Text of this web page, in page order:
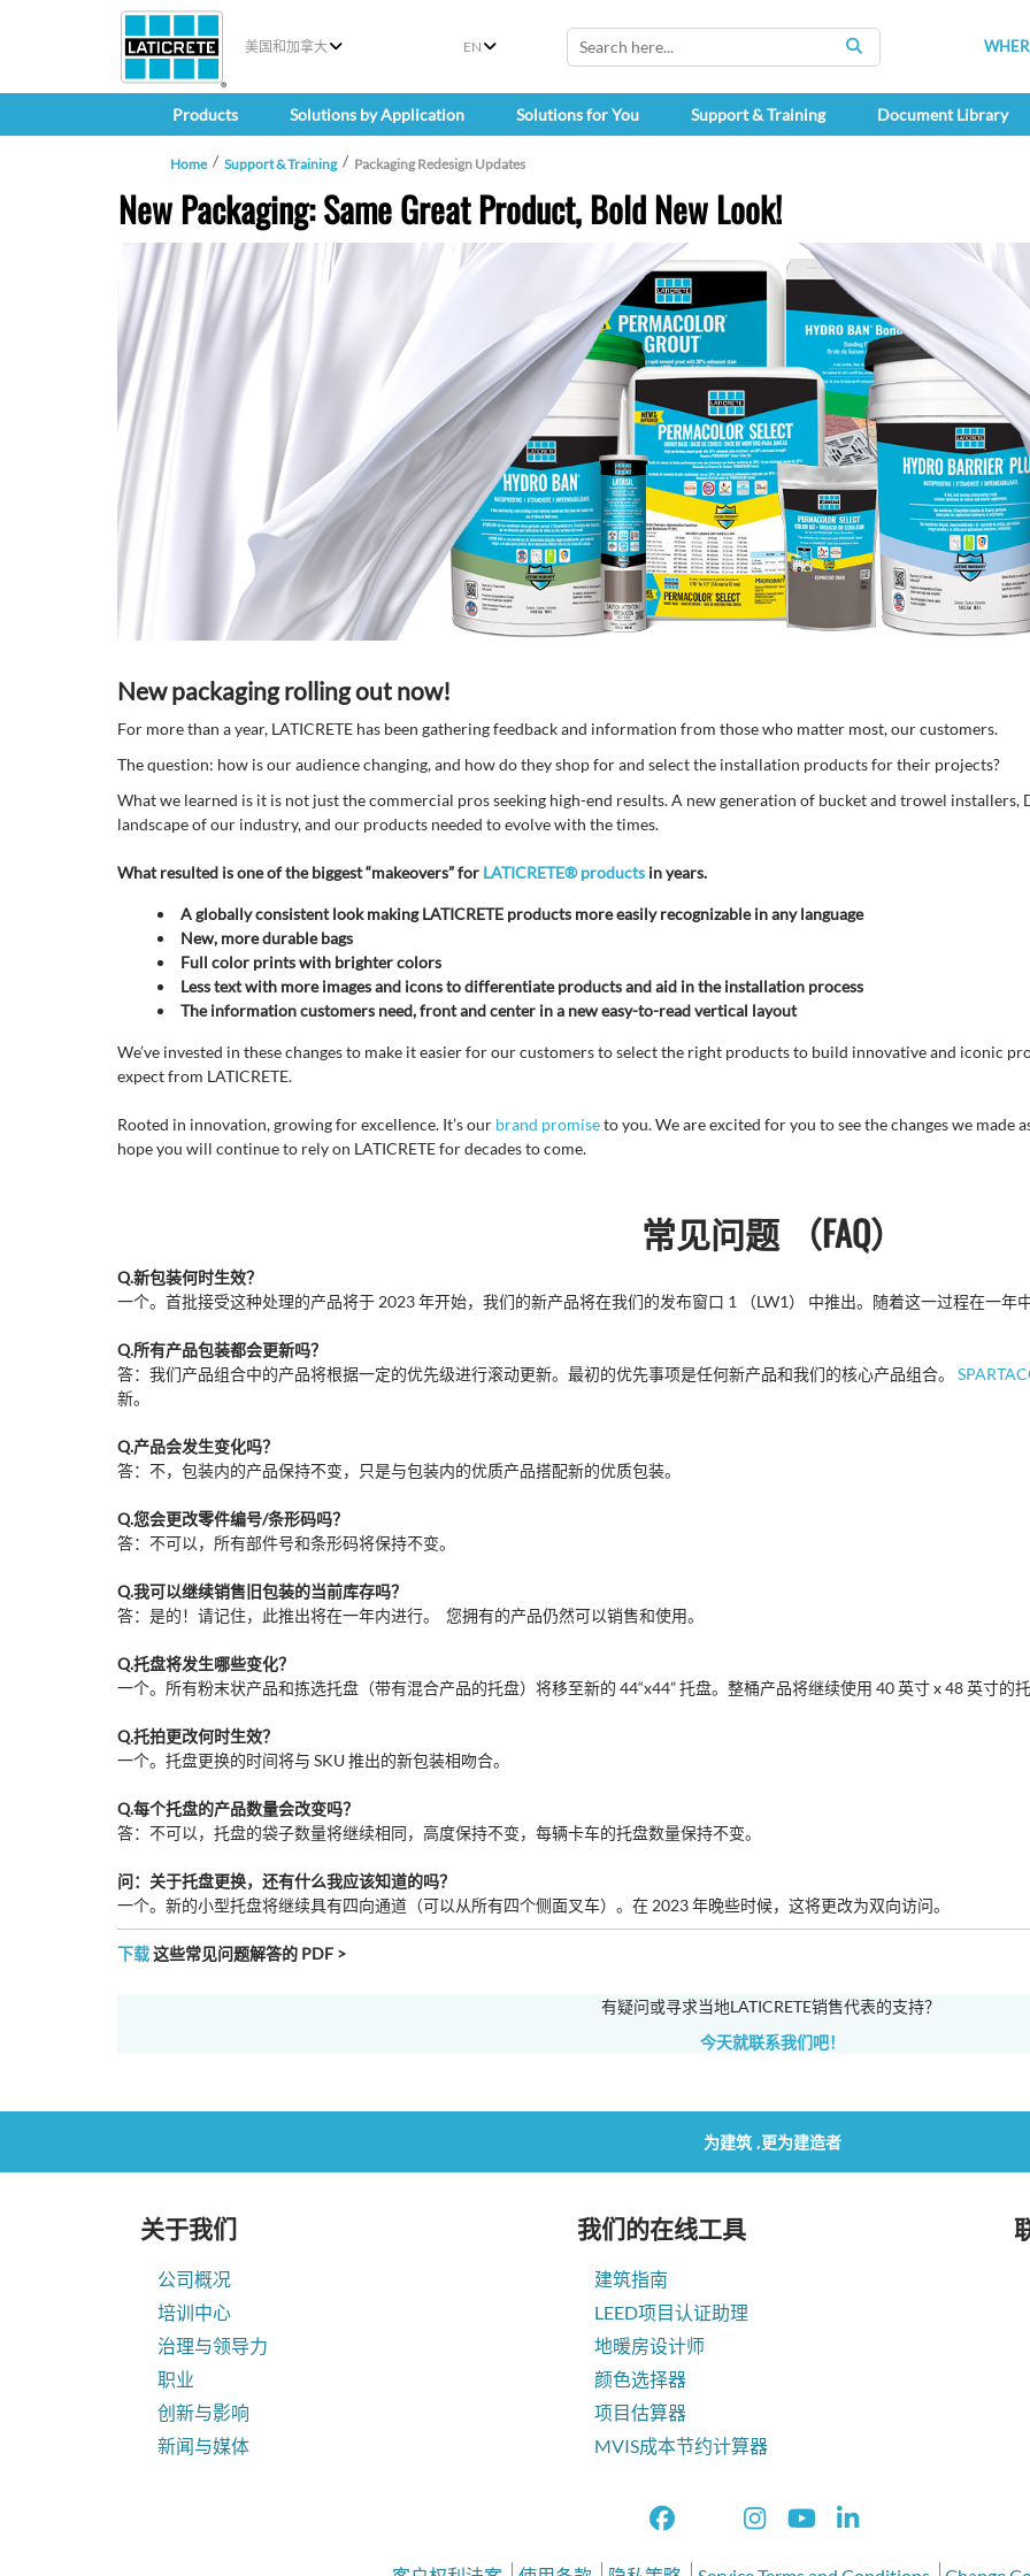
美国和加拿大 EN
SEARCH
Products Solutions by Application Solutions for You Support & Training Document Library
Home Support & Training Packaging Redesign Updates
New Packaging: Same Great Product, Bold New Look!
New packaging rolling out now!
For more than a year, LATICRETE has been gathering feedback and information from those who matter most, our customers.
The question: how is our audience changing, and how do they shop for and select the installation products for their projects?
What we learned is it is not just the commercial pros seeking high-end results. A new generation of bucket and trowel
landscape of our industry, and our products needed to evolve with the times.
What resulted is one of the biggest “makeovers” for LATICRETE® products in years.
A globally consistent look making LATICRETE products more easily recognizable in any language
New, more durable bags
Full color prints with brighter colors
Less text with more images and icons to differentiate products and aid in the installation process
The information customers need, front and center in a new easy-to-read vertical layout
We’ve invested in these changes to make it easier for our customers to select the right products to build innovative and iconic
expect from LATICRETE.
Rooted in innovation, growing for excellence. It’s our brand promiseto you. We are excited for you to see the changes we
hope you will continue to rely on LATICRETE for decades to come.
常见问题 （FAQ）
Q.新包装何时生效？
一个。首批接受这种处理的产品将于 2023 年开始，我们的新产品将在我们的发布窗口 1 （LW1） 中推出。随着这一过程在一年
Q.所有产品包装都会更新吗？
答：我们产品组合中的产品将根据一定的优先级进行滚动更新。最初的优先事项是任何新产品和我们的核心产品组合。
新。
Q.产品会发生变化吗？
答：不，包装内的产品保持不变，只是与包装内的优质产品搭配新的优质包装。
Q.您会更改零件编号/条形码吗？
答：不可以，所有部件号和条形码将保持不变。
Q.我可以继续销售旧包装的当前库存吗？
答：是的！请记住，此推出将在一年内进行。 您拥有的产品仍然可以销售和使用。
Q.托盘将发生哪些变化？
一个。所有粉末状产品和拣选托盘（带有混合产品的托盘）将移至新的 44“x44” 托盘。整桶产品将继续使用 40 英寸 x 48 英寸的
Q.托拍更改何时生效？
一个。托盘更换的时间将与 SKU 推出的新包装相吻合。
Q.每个托盘的产品数量会改变吗？
答：不可以，托盘的袋子数量将继续相同，高度保持不变，每辆卡车的托盘数量保持不变。
问：关于托盘更换，还有什么我应该知道的吗？
一个。新的小型托盘将继续具有四向通道（可以从所有四个侧面叉车）。在 2023 年晚些时候，这将更改为双向访问。
下载这些常见问题解答的 PDF >
有疑问或寻求当地LATICRETE销售代表的支持？
今天就联系我们吧！
为建筑 ,更为建造者
关于我们
公司概况
培训中心
治理与领导力
职业
创新与影响
新闻与媒体
我们的在线工具
建筑指南
LEED项目认证助理
地暖房设计师
颜色选择器
项目估算器
MVIS成本节约计算器